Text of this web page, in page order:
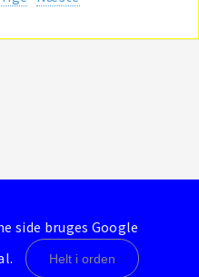
side bruges Google
Helt i orden